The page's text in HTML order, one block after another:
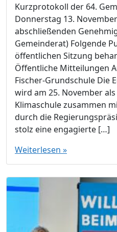
Kurzprotokoll der 64.
Donnerstag 13.
abschließenden
Gemeinderat) Folgende
öffentlichen Sitzung
Öffentliche Mitteilungen
Fischer-Grundschule Die
wird am 25. November
Klimaschule zusammen
durch die
stolz eine engagierte […]
Weiterlesen »